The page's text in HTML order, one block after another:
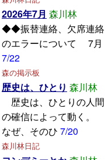
2026年7月 森川林
◆◆振替連絡、欠席連絡
のエラーについて 7月
7/22
森の掲示板
歴史は、ひとり 森川林
歴史は、ひとりの人間
の確信によって動く。
なぜ、そのひ 7/20
森川林日記